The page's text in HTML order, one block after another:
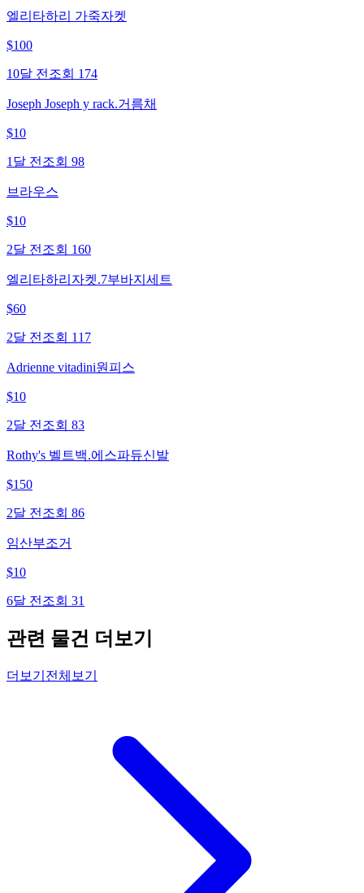
엘리타하리 가죽자켓
$100
10달 전 조회 174
Joseph Joseph y rack.거름채
$10
1달 전 조회 98
브라우스
$10
2달 전 조회 160
엘리타하리자켓.7부바지세트
$60
2달 전 조회 117
Adrienne vitadini원피스
$10
2달 전 조회 83
Rothy's 벨트백.에스파듀신발
$150
2달 전 조회 86
임산부조거
$10
6달 전 조회 31
관련 물건 더보기
더보기 전체보기